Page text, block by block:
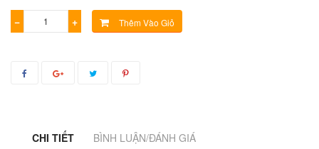
− + Thêm Vào Giỏ
CHI TIẾT BÌNH LUẬN/ĐÁNH GIÁ